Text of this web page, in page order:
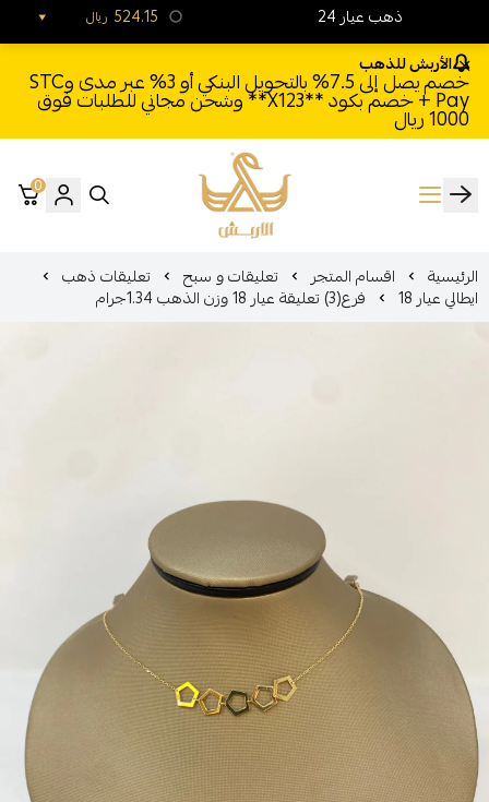
الأربش للذهب
خصم يصل إلى 7.5% بالتحويل البنكي أو 3% عبر مدى وSTC
Pay + خصم بكود **X123** وشحن مجاني للطلبات فوق
1000 ريال
الأربش للذهب
0
الرئيسية اقسام المتجر تعليقات و سبح تعليقات ذهب
ايطالي عيار 18 فرع(3) تعليقة عيار 18 وزن الذهب 1.34جرام
24 ذهب عيار ريال 524.15